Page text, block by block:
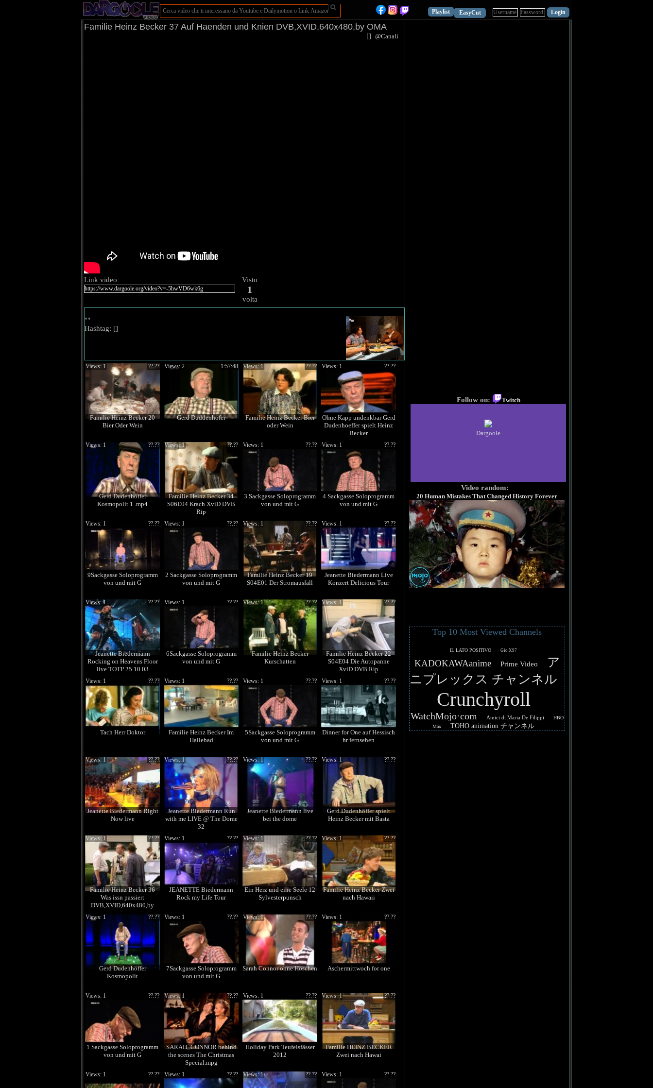
Playlist EasyCut
Familie Heinz Becker 37 Auf Haenden und Knien DVB,XVID,640x480,by OMA
[] @Canali
Link video Visto
1
volta
""
Hashtag: []
Familie Heinz Becker 20
Bier Oder Wein
??.??
Views: 1
Gerd Duddenhöfer
1:57:48
Views: 2
Familie Heinz Becker Bier
oder Wein
??.??
Views: 1
Ohne Kapp undenkbar Gerd
Dudenhoeffer spielt Heinz
Becker
??.??
Views: 1
Gerd Dudenhöffer
Kosmopolit 1 .mp4
??.??
Views: 1
Familie Heinz Becker 34
S06E04 Krach XviD DVB
Rip
??.??
Views: 1
3 Sackgasse Soloprogramm
von und mit G
??.??
Views: 1
4 Sackgasse Soloprogramm
von und mit G
??.??
Views: 1
9Sackgasse Soloprogramm
von und mit G
??.??
Views: 1
2 Sackgasse Soloprogramm
von und mit G
??.??
Views: 1
Familie Heinz Becker 19
S04E01 Der Stromausfall
??.??
Views: 1
Jeanette Biedermann Live
Konzert Delicious Tour
??.??
Views: 1
Jeanette Biedermann
Rocking on Heavens Floor
live TOTP 25 10 03
??.??
Views: 1
6Sackgasse Soloprogramm
von und mit G
??.??
Views: 1
Familie Heinz Becker
Kurschatten
??.??
Views: 1
Familie Heinz Becker 22
S04E04 Die Autopanne
XviD DVB Rip
??.??
Views: 1
Tach Herr Doktor
??.??
Views: 1
Familie Heinz Becker Im
Hallebad
??.??
Views: 1
5Sackgasse Soloprogramm
von und mit G
??.??
Views: 1
Dinner for One auf Hessisch
hr fernsehen
??.??
Views: 1
Jeanette Biedermann Right
Now live
??.??
Views: 1
Jeanette Biedermann Run
with me LIVE @ The Dome
32
??.??
Views: 1
Jeanette Biedermann live
bei the dome
??.??
Views: 1
Gerd Dudenhöffer spielt
Heinz Becker mit Basta
??.??
Views: 1
Familie Heinz Becker 36
Was issn passiert
DVB,XVID,640x480,by
OMA
??.??
Views: 1
JEANETTE Biedermann
Rock my Life Tour
??.??
Views: 1
Ein Herz und eine Seele 12
Sylvesterpunsch
??.??
Views: 1
Familie Heinz Becker Zwei
nach Hawaii
??.??
Views: 1
Gerd Dudenhöffer
Kosmopolit
??.??
Views: 1
7Sackgasse Soloprogramm
von und mit G
??.??
Views: 1
Sarah Connor ohne Höschen
??.??
Views: 1
Aschermittwoch for one
??.??
Views: 1
1 Sackgasse Soloprogramm
von und mit G
??.??
Views: 1
SARAH_CONNOR behind
the scenes The Christmas
Special.mpg
??.??
Views: 1
Holiday Park Teufelsfässer
2012
??.??
Views: 1
Familie HEINZ BECKER
Zwei nach Hawai
??.??
Views: 1
??.??
Views: 1 ??.??
Views: 1 ??.??
Views: 1 ??.??
Views: 1
Follow on: Twitch
Dargoole
Video random:
20 Human Mistakes That Changed History Forever
Top 10 Most Viewed Channels
IL LATO POSITIVO Gio X97
KADOKAWAanime Prime Video
ア
ニプレックス チャンネル
Crunchyroll
WatchMojo·com Amici di Maria De Filippi
HBO
Max
TOHO animation チャンネル